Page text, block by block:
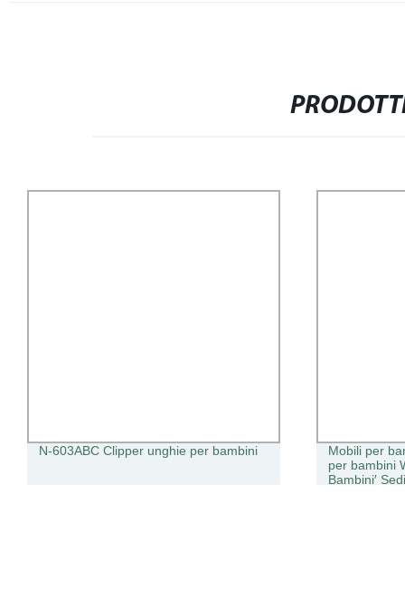
N-603ABC Clipper unghie per bambini
Mobili per
per bambini
Bambini′